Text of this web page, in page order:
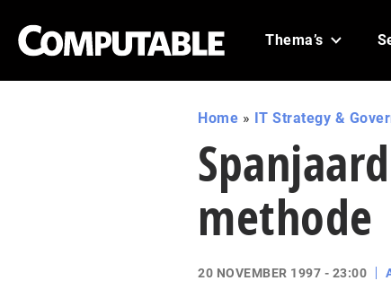
Thema’s
Home » IT Strategy &
methode
20 NOVEMBER 1997 - 23:00